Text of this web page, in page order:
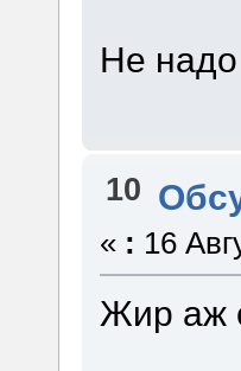
Не надо
10
« : 16
Жир аж